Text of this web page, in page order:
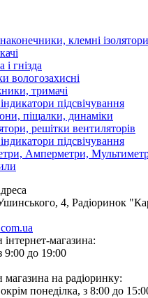
клемні ізолятори
гнізда
вологозахисні
тримачі
підсвічування
піщалки, динаміки
решітки вентиляторів
підсвічування
Амперметри,
4, Радіоринок
інтернет-магазина:
9:00 до 19:00
магазина на радіоринку:
понеділка, з 8:00 до